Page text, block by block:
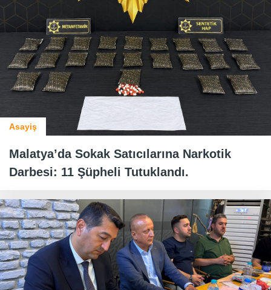
Asayiş
Malatya’da Sokak Satıcılarına Narkotik
Darbesi: 11 Şüpheli Tutuklandı.